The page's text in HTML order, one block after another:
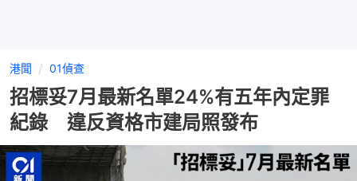
港聞 01偵查
招標妥7月最新名單24%有五年內定罪
紀錄 違反資格市建局照發布